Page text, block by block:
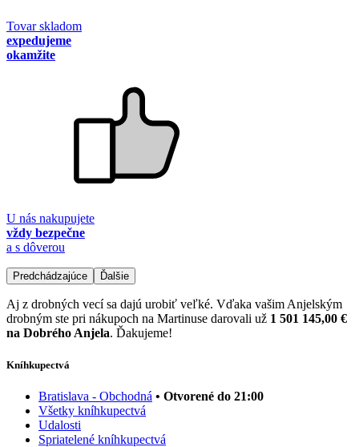
Tovar skladom
expedujeme
okamžite
U nás nakupujete
vždy bezpečne
a s dôverou
Predchádzajúce Ďalšie
Aj z drobných vecí sa dajú urobiť veľké. Vďaka vašim Anjelským
drobným ste pri nákupoch na Martinuse darovali už 1 501 145,00 €
na Dobrého Anjela. Ďakujeme!
Kníhkupectvá
Bratislava - Obchodná • Otvorené do 21:00
Všetky kníhkupectvá
Udalosti
Spriatelené kníhkupectvá